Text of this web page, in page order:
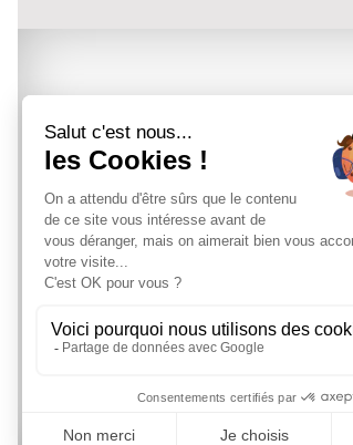
26, Rue Bourneil - 89000
AUXERRE